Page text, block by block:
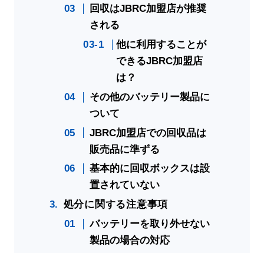
回収はJBRC加盟店が推奨
される
他に利用することが
できるJBRC加盟店
は？
その他のバッテリー製品に
ついて
JBRC加盟店での回収品は
販売品に準ずる
基本的に回収ボックスは設
置されていない
処分に関する注意事項
バッテリーを取り外せない
製品の場合の対応